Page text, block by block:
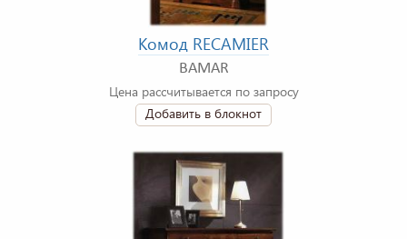
Комод RECAMIER
BAMAR
Цена рассчитывается по запросу
Добавить в блокнот